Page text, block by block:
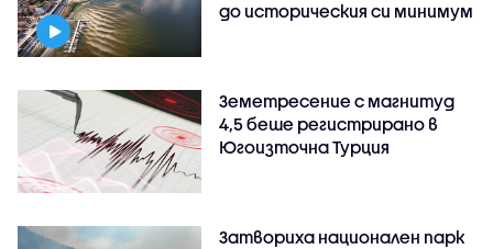
до историческия си минимум
Земетресение с магнитуд
4,5 беше регистрирано в
Югоизточна Турция
Затвориха национален парк